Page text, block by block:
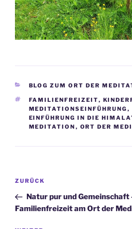
KATEGORIEN
BLOG ZUM ORT DER
SCHLAGWÖRTER
FAMILIENFREIZEIT,
MEDITATIONSEINFÜHRUNG ,
EINFÜHRUNG IN DIE
MEDITATION , ORT DER
Beitragsnavigation
Vorheriger
Beitrag
ZURÜCK
Natur pur und Gemeinschaft
Familienfreizeit am Ort der